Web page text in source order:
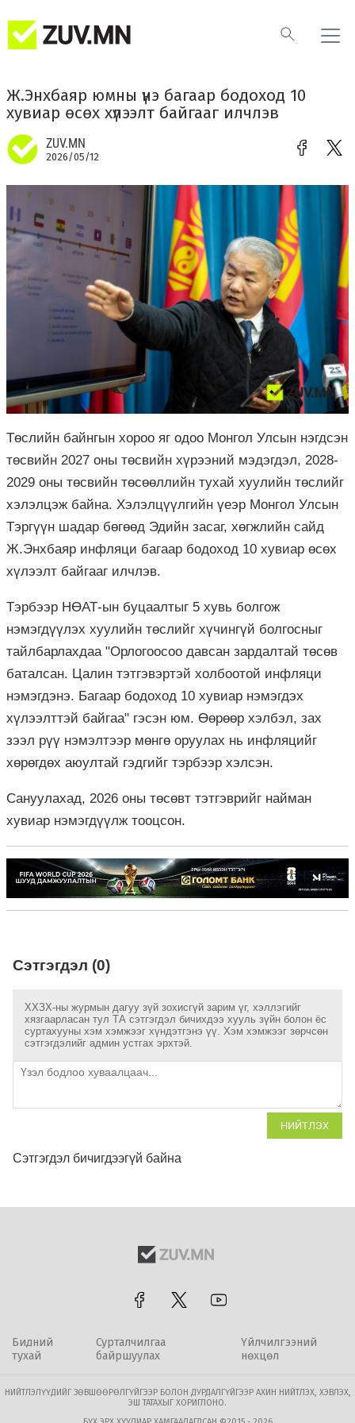
Ж.Энхбаяр юмны үнэ багаар бодоход 10
хувиар өсөх хүлээлт байгааг илчлэв
ZUV.MN
2026/05/12
Төслийн байнгын хороо яг одоо Монгол Улсын нэгдсэн
төсвийн 2027 оны төсвийн хүрээний мэдэгдэл, 2028-
2029 оны төсвийн төсөөллийн тухай хуулийн төслийг
хэлэлцэж байна. Хэлэлцүүлгийн үеэр Монгол Улсын
Тэргүүн шадар бөгөөд Эдийн засаг, хөгжлийн сайд
Ж.Энхбаяр инфляци багаар бодоход 10 хувиар өсөх
хүлээлт байгааг илчлэв.
Тэрбээр НӨАТ-ын буцаалтыг 5 хувь болгож
нэмэгдүүлэх хуулийн төслийг хүчингүй болгосныг
тайлбарлахдаа "Орлогоосоо давсан зардалтай төсөв
баталсан. Цалин тэтгэвэртэй холбоотой инфляци
нэмэгдэнэ. Багаар бодоход 10 хувиар нэмэгдэх
хүлээлттэй байгаа" гэсэн юм. Өөрөөр хэлбэл, зах
зээл рүү нэмэлтээр мөнгө оруулах нь инфляцийг
хөрөгдөх аюултай гэдгийг тэрбээр хэлсэн.
Сануулахад, 2026 оны төсөвт тэтгэврийг найман
хувиар нэмэгдүүлж тооцсон.
Сэтгэгдэл (0)
ХХЗХ-ны журмын дагуу зүй зохисгүй зарим үг, хэллэгийг
хязгаарласан тул ТА сэтгэгдэл бичихдээ хууль зүйн болон ёс
суртахууны хэм хэмжээг хүндэтгэнэ үү. Хэм хэмжээг зөрчсөн
сэтгэгдэлийг админ устгах эрхтэй.
НИЙТЛЭХ
Сэтгэгдэл бичигдээгүй байна
Бидний
тухай
Сурталчилгаа
байршуулах
Үйлчилгээний
нөхцөл
НИЙТЛЭЛҮҮДИЙГ ЗӨВШӨӨРӨЛГҮЙГЭЭР БОЛОН ДУРДАЛГҮЙГЭЭР АХИН НИЙТЛЭХ, ХЭВЛЭХ,
ЭШ ТАТАХЫГ ХОРИГЛОНО.